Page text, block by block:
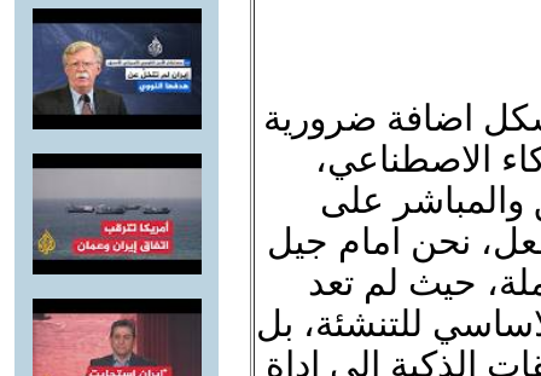
اضافة ضرورية
الاصطناعي،
والمباشر على
نحن امام جيل
حيث لم تعد
للتنشئة، بل
الذكية الى اداة